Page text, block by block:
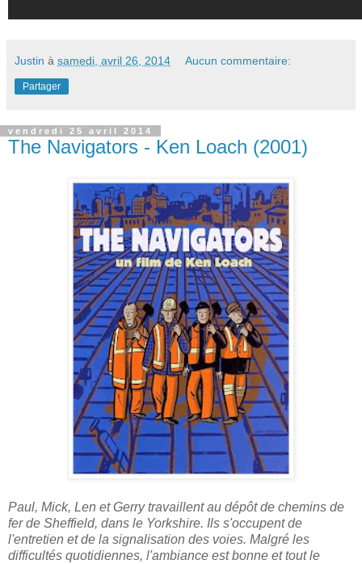
Justin à samedi, avril 26, 2014 Aucun commentaire:
Partager
vendredi 25 avril 2014
The Navigators - Ken Loach (2001)
Paul, Mick, Len et Gerry travaillent au dépôt de chemins de
fer de Sheffield, dans le Yorkshire. Ils s'occupent de
l'entretien et de la signalisation des voies. Malgré les
difficultés quotidiennes, l'ambiance est bonne et tout le